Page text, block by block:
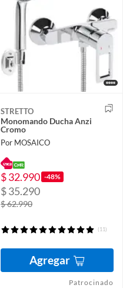
STRETTO
Monomando Ducha Anzi
Cromo
Por MOSAICO
$ 32.990 -48%
$ 35.290
$ 62.990
(11)
Agregar
Patrocinado